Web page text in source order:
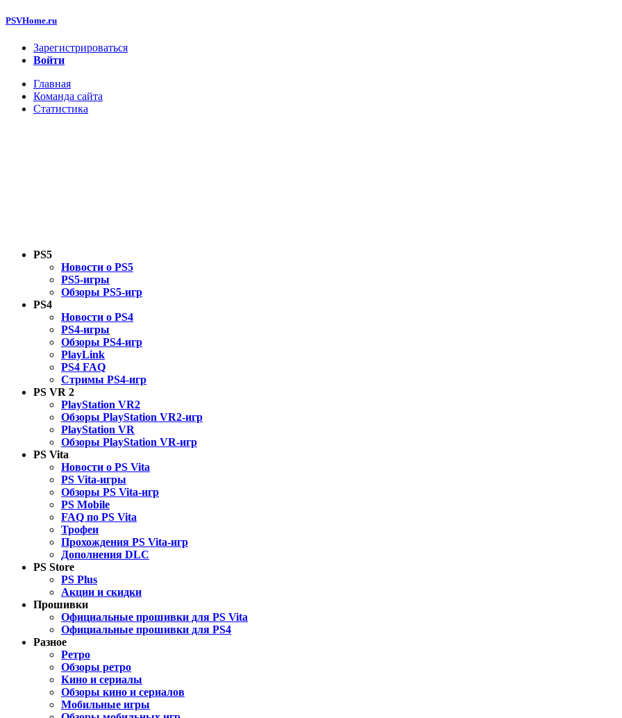
PSVHome.ru
Зарегистрироваться
Войти
Главная
Команда сайта
Статистика
PS5
Новости о PS5
PS5-игры
Обзоры PS5-игр
PS4
Новости о PS4
PS4-игры
Обзоры PS4-игр
PlayLink
PS4 FAQ
Стримы PS4-игр
PS VR 2
PlayStation VR2
Обзоры PlayStation VR2-игр
PlayStation VR
Обзоры PlayStation VR-игр
PS Vita
Новости о PS Vita
PS Vita-игры
Обзоры PS Vita-игр
PS Mobile
FAQ по PS Vita
Трофеи
Прохождения PS Vita-игр
Дополнения DLC
PS Store
PS Plus
Акции и скидки
Прошивки
Официальные прошивки для PS Vita
Официальные прошивки для PS4
Разное
Ретро
Обзоры ретро
Кино и сериалы
Обзоры кино и сериалов
Мобильные игры